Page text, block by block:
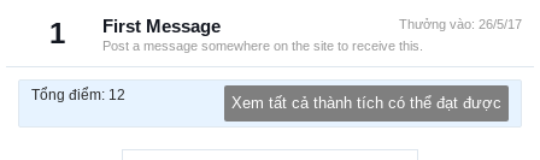
1 Thưởng vào: 26/5/17
First Message
Post a message somewhere on the site to receive this.
Tổng điểm: 12 Xem tất cả thành tích có thể đạt được